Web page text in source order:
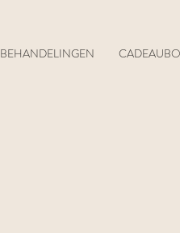
BEHANDELINGEN